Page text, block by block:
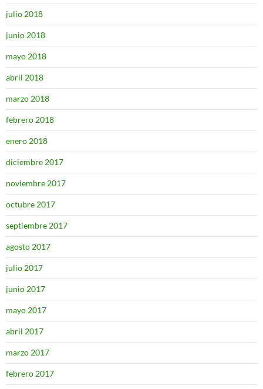
julio 2018
junio 2018
mayo 2018
abril 2018
marzo 2018
febrero 2018
enero 2018
diciembre 2017
noviembre 2017
octubre 2017
septiembre 2017
agosto 2017
julio 2017
junio 2017
mayo 2017
abril 2017
marzo 2017
febrero 2017